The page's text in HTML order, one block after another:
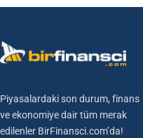
Piyasalardaki son durum, finans
ve ekonomiye dair tüm merak
edilenler BirFinansci.com’da!